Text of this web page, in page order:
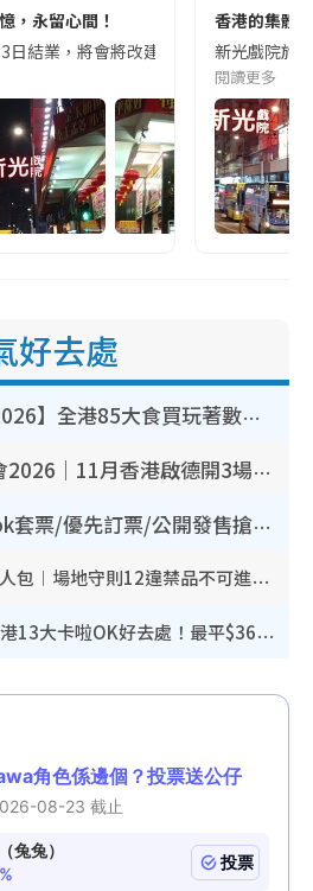
，永留心間！
日結業，將會將改建為教堂和社區會堂
香港的集體
新光戲院於
閱讀更多
好去處
【8月生日優惠2026】全港85大食買玩著數攻略 自助餐/火鍋放題同行免費＋誠品/DONKI送現金券
BIGBANG演唱會2026｜11月香港啟德開3場！實名制VIP申請、優先購票攻略
人夫集團｜Klook套票/優先訂票/公開發售搶飛攻略！附票價.購票連結.場地座位表
啟德體育園入場懶人包︱場地守則12違禁品不可進場准帶細水樽但全場禁樽蓋！應援牌有限制！
唱K推介2026︱全港13大卡啦OK好去處！最平$36起 日文K都有！(附地址+收費詳情)